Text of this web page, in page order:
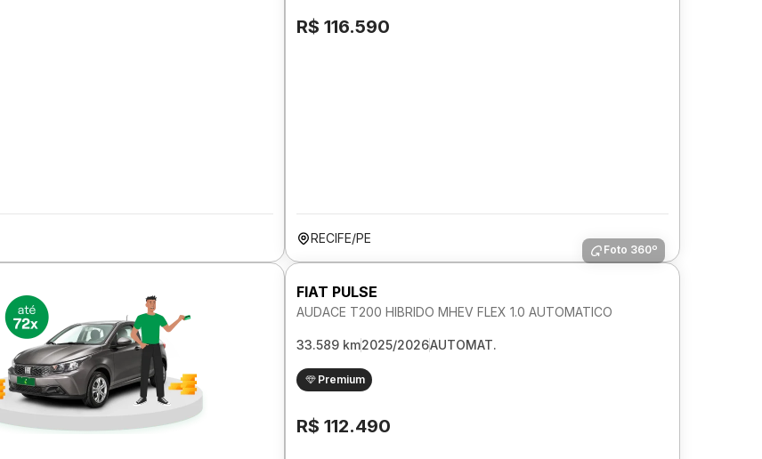
R$ 116.590
RECIFE/PE
Foto 360º
FIAT PULSE
AUDACE T200 HIBRIDO MHEV FLEX 1.0 AUTOMATICO
33.589 km2025/2026AUTOMAT.
Premium
R$ 112.490